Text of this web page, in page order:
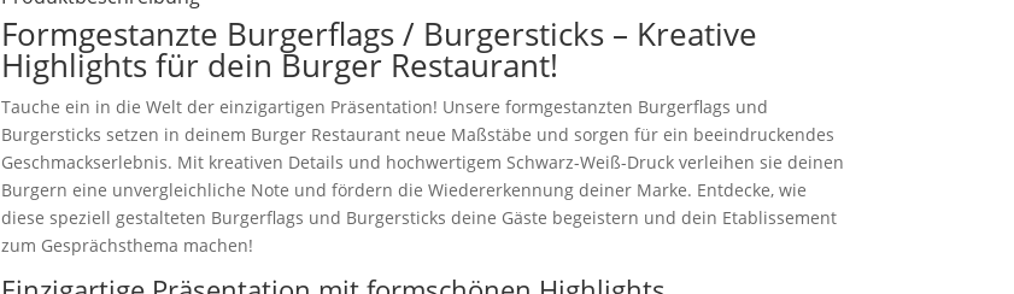
Formgestanzte Burgerflags / Burgersticks – Kreative
Highlights für dein Burger Restaurant!
Tauche ein in die Welt der einzigartigen Präsentation! Unsere formgestanzten Burgerflags und
Burgersticks setzen in deinem Burger Restaurant neue Maßstäbe und sorgen für ein beeindruckendes
Geschmackserlebnis. Mit kreativen Details und hochwertigem Schwarz-Weiß-Druck verleihen sie deinen
Burgern eine unvergleichliche Note und fördern die Wiedererkennung deiner Marke. Entdecke, wie
diese speziell gestalteten Burgerflags und Burgersticks deine Gäste begeistern und dein Etablissement
zum Gesprächsthema machen!